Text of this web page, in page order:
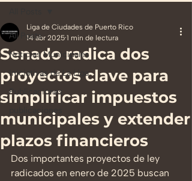
All Posts
Noticias Municipales
Iniciativas de La Liga
Publicaciones
publicaciones
Senado radica dos
proyectos clave para
simplificar impuestos
municipales y extender
plazos financieros
Liga de Ciudades de Puerto Rico
14 abr 2025 1 min de lectura
Dos importantes proyectos de ley
radicados en enero de 2025 buscan